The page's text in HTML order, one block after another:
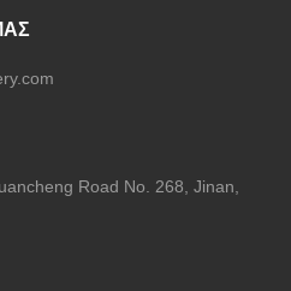
Road No. 268, Jinan,